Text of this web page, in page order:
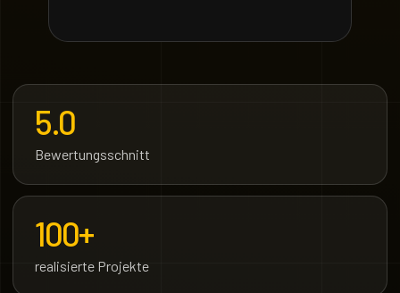
5.0
Bewertungsschnitt
100+
realisierte Projekte